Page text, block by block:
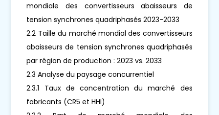
mondiale des convertisseurs abaisseurs de
tension synchrones quadriphasés 2023-2033
2.2 Taille du marché mondial des convertisseurs
abaisseurs de tension synchrones quadriphasés
par région de production : 2023 vs. 2033
2.3 Analyse du paysage concurrentiel
2.3.1 Taux de concentration du marché des
fabricants (CR5 et HHI)